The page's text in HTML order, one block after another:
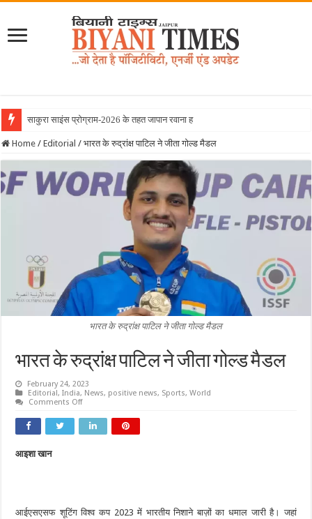
साकुरा साइंस प्रोग्राम-2026 के तहत जापान रवाना हुई बियानी ग्रुप
Home / Editorial / भारत के रुद्रांक्ष पाटिल ने जीता गोल्ड मैडल
भारत के रुद्रांक्ष पाटिल ने जीता गोल्ड मैडल
भारत के रुद्रांक्ष पाटिल ने जीता गोल्ड मैडल
February 24, 2023
Editorial,India, News, positive news, Sports,World
Comments Offon
के
रुद्रांक्ष
पाटिल
आइशा खान
आईएसएसफ शूटिंग विश्व कप 2023 में भारतीय निशाने बाज़ों का धमाल जारी है। जहां